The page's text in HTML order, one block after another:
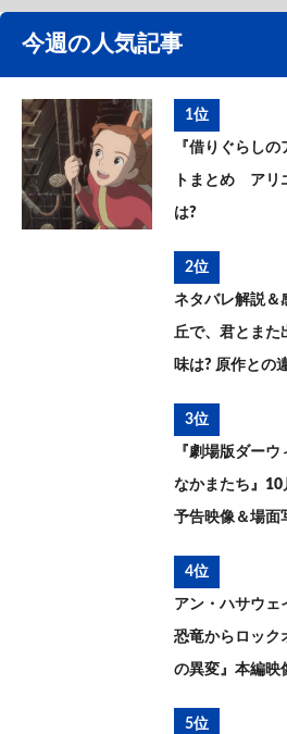
今週の人気記事
1位
『借りぐらし
トまとめ アリ
は?
2位
ネタバレ解説＆
丘で、君とま
味は? 原作との
3位
『劇場版ダー
なかまたち』
予告映像＆場面
4位
アン・ハサウェ
恐竜からロック
の異変』本編映
5位